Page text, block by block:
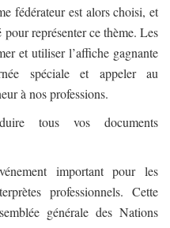
fédérateur est alors choisi, et
représenter ce thème. Les
et utiliser l’affiche gagnante
spéciale et appeler au
à nos professions.
tous vos documents
important pour les
professionnels. Cette
générale des Nations